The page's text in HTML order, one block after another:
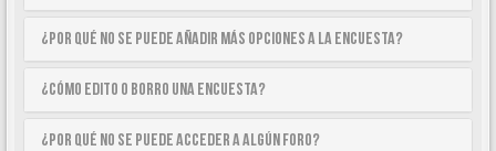
¿Por qué no se puede añadir más opciones a la encuesta?
¿Cómo edito o borro una encuesta?
¿Por qué no se puede acceder a algún foro?